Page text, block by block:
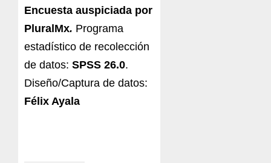
Encuesta auspiciada por
PluralMx. Programa
estadístico de recolección
de datos: SPSS 26.0.
Diseño/Captura de datos:
Félix Ayala